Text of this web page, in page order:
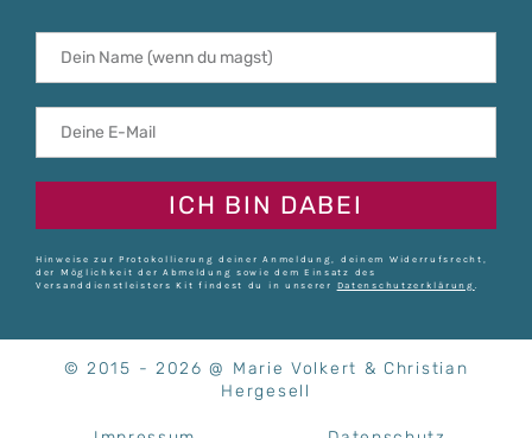
ICH BIN DABEI
Hinweise zur Protokollierung deiner Anmeldung, deinem Widerrufsrecht,
der Möglichkeit der Abmeldung sowie dem Einsatz des
Versanddienstleisters Kit findest du in unserer Datenschutzerklärung
© 2015 - 2026 @ Marie Volkert & Christian
Hergesell